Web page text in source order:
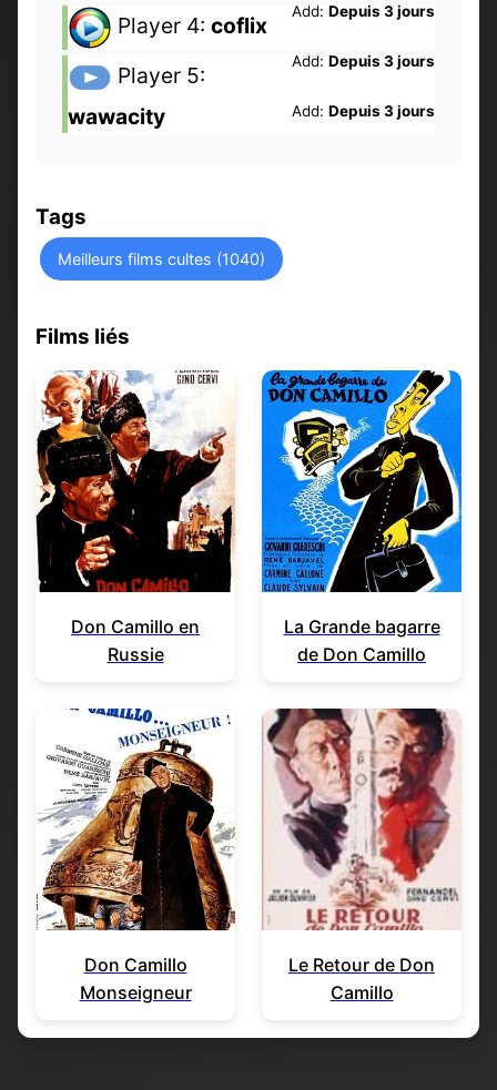
Add: Depuis 3 jours
Player 4: coflix
Add: Depuis 3 jours
Player 5:
wawacity
Add: Depuis 3 jours
Tags
Meilleurs films cultes (1040)
Films liés
Don Camillo en
Russie
La Grande bagarre
de Don Camillo
Don Camillo
Monseigneur
Le Retour de Don
Camillo